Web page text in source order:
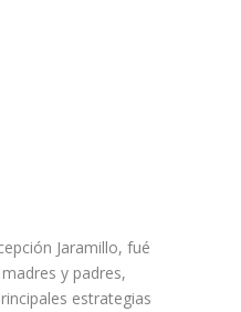
Jaramillo, fué
y padres,
estrategias